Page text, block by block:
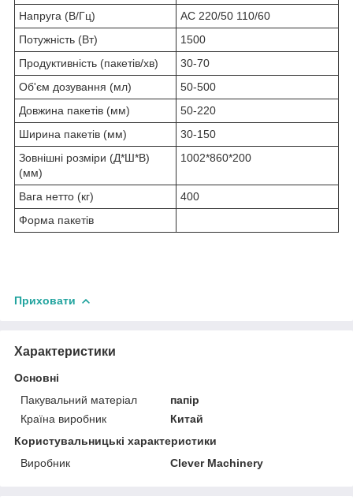
Напруга (В/Гц)
AC 220/50 110/60
Потужність (Вт)
1500
Продуктивність (пакетів/хв)
30-70
Об'єм дозування (мл)
50-500
Довжина пакетів (мм)
50-220
Ширина пакетів (мм)
30-150
Зовнішні розміри (Д*Ш*В)
(мм)
1002*860*200
Вага нетто (кг)
400
Форма пакетів
Приховати
Характеристики
Основні
Пакувальний матеріал
папір
Країна виробник
Китай
Користувальницькі характеристики
Виробник
Clever Machinery